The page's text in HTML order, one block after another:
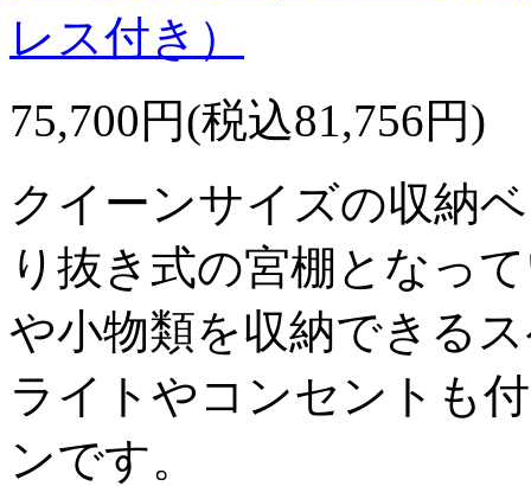
レス付き）
75,700円(税込81,756円)
クイーンサイズの収納
り抜き式の宮棚となっ
や小物類を収納できる
ライトやコンセントも
ンです。